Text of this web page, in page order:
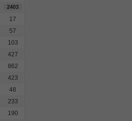
2403
17
57
103
427
862
423
48
233
190